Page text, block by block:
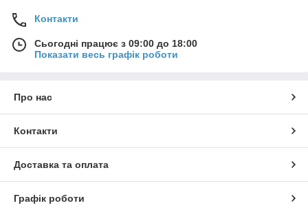
Контакти
Сьогодні працює з 09:00 до 18:00
Показати весь графік роботи
Про нас
Контакти
Доставка та оплата
Графік роботи